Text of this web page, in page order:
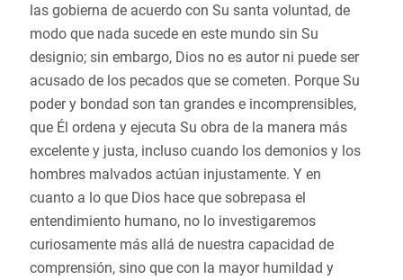
las gobierna de acuerdo con Su santa voluntad, de
modo que nada sucede en este mundo sin Su
designio; sin embargo, Dios no es autor ni puede ser
acusado de los pecados que se cometen. Porque Su
poder y bondad son tan grandes e incomprensibles,
que Él ordena y ejecuta Su obra de la manera más
excelente y justa, incluso cuando los demonios y los
hombres malvados actúan injustamente. Y en
cuanto a lo que Dios hace que sobrepasa el
entendimiento humano, no lo investigaremos
curiosamente más allá de nuestra capacidad de
comprensión, sino que con la mayor humildad y